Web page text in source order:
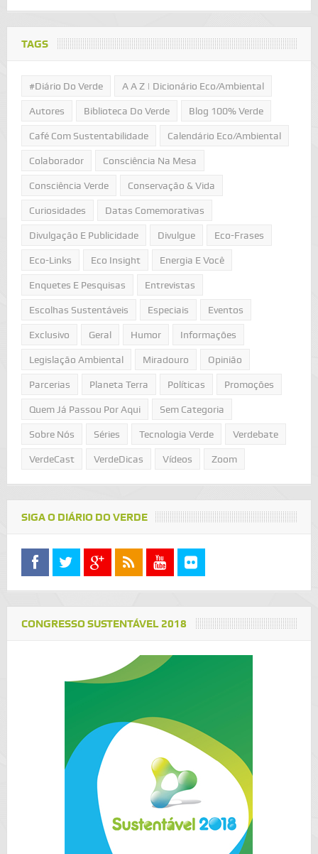
TAGS
#Diário Do Verde A A Z | Dicionário Eco/Ambiental
Autores Biblioteca Do Verde Blog 100% Verde
Café Com Sustentabilidade Calendário Eco/Ambiental
Colaborador Consciência Na Mesa
Consciência Verde Conservação & Vida
Curiosidades Datas Comemorativas
Divulgação E Publicidade Divulgue Eco-Frases
Eco-Links Eco Insight Energia E Você
Enquetes E Pesquisas Entrevistas
Escolhas Sustentáveis Especiais Eventos
Exclusivo Geral Humor Informações
Legislação Ambiental Miradouro Opinião
Parcerias Planeta Terra Políticas Promoções
Quem Já Passou Por Aqui Sem Categoria
Sobre Nós Séries Tecnologia Verde Verdebate
VerdeCast VerdeDicas Vídeos Zoom
SIGA O DIÁRIO DO VERDE
CONGRESSO SUSTENTÁVEL 2018